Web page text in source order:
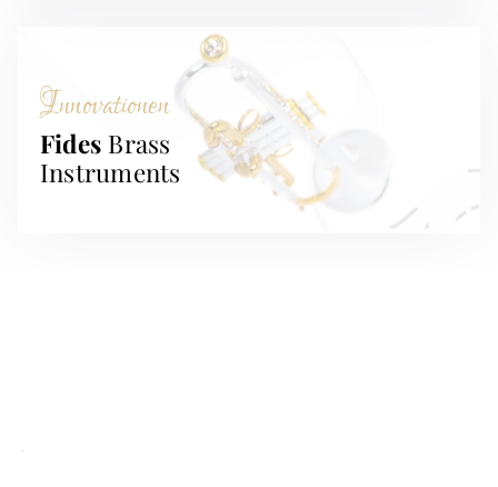
Innovationen
Fides Brass
Instruments